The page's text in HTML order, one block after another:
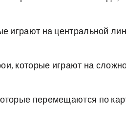
играют на центральной
которые играют на
перемещаются по